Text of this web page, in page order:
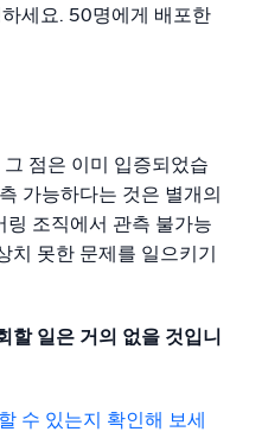
세요. 50명에게 배포한
점은 이미 입증되었습
가능하다는 것은 별개의
조직에서 관측 불가능
치 못한 문제를 일으키기
할 일은 거의 없을 것입니
수 있는지 확인해 보세